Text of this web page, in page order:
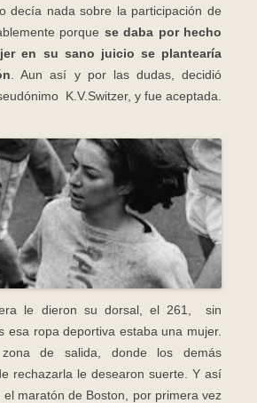
decía nada sobre la participación de
porque se daba por hecho
en su sano juicio se plantearía
. Aun así y por las dudas, decidió
K.V.Switzer, y fue aceptada.
le dieron su dorsal, el 261, sin
esa ropa deportiva estaba una mujer.
de salida, donde los demás
rechazarla le desearon suerte. Y así
maratón de Boston, por primera vez